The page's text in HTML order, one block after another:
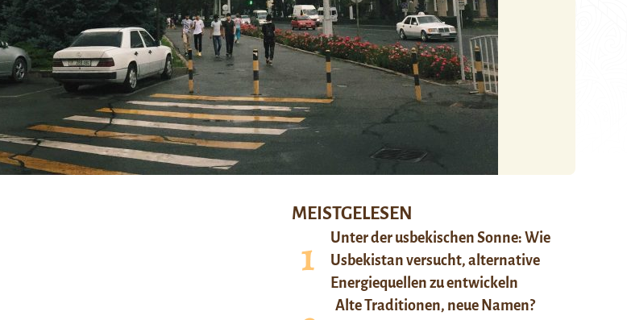
MEISTGELESEN
Unter der usbekischen Sonne: Wie
Usbekistan versucht, alternative
Energiequellen zu entwickeln
Alte Traditionen, neue Namen?